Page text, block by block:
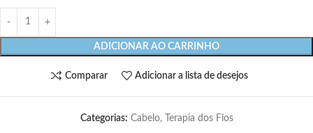
ADICIONAR AO CARRINHO
Comparar Adicionar a lista de desejos
Categorias: Cabelo, Terapia dos Fios